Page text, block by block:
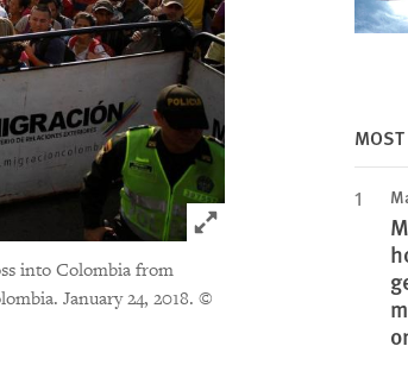
Click to expand Image
into Colombia from
January 24, 2018. ©